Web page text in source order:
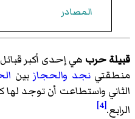
المصادر
قبيلة حرب هي إحدى أكبر قبائل
منطقتينجد والحجاز بين
الثاني واستطاعت أن توجد لها
الرابع.[4]